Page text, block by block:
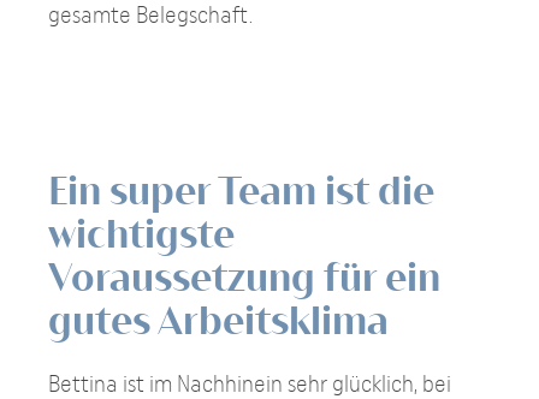
gesamte Belegschaft.
Ein super Team ist die
wichtigste
Voraussetzung für ein
gutes Arbeitsklima
Bettina ist im Nachhinein sehr glücklich, bei